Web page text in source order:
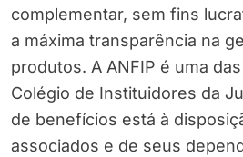
complementar, sem fins
a máxima transparência na
produtos. A ANFIP é uma
Colégio de Instituidores da
de benefícios está à
associados e de seus